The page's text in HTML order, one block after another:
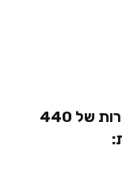
סדרת האמצע BZ30J בעלת בהירות של 440